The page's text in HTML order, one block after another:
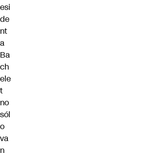
esi
de
nt
a
Ba
ch
ele
t
no
sól
o
va
n